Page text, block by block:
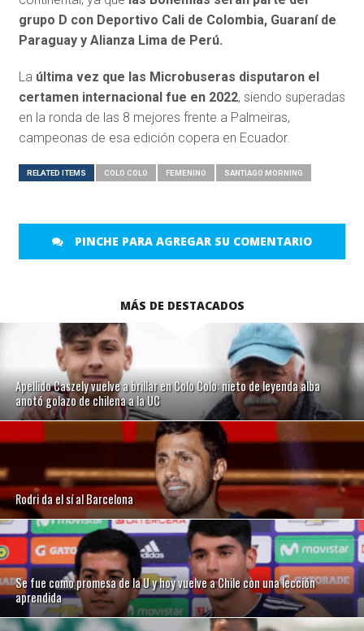
grupo D con Deportivo Cali de Colombia, Guaraní de
Paraguay y Alianza Lima de Perú.
La última vez que las Microbuseras disputaron el
certamen internacional fue en 2022, siendo superadas
en la ronda de las 8 mejores frente a Palmeiras,
campeonas de esa edición copera en Ecuador.
RELATED ITEMS COLO COLO FEMENINO SANTIAGO MORNING
PINCHE PARA AGREGAR SU COMENTARIO
MÁS DE DESTACADOS
Apellido Caszely vuelve a brillar en Colo Colo: nieto de leyenda alba
anotó golazo de chilena a la UC
Rodri da el sí al Barcelona
Se fue como promesa de la U y hoy vuelve a Chile con una lección
aprendida